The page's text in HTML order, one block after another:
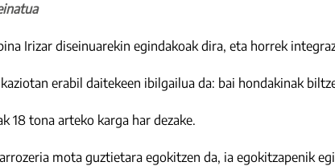
Irizar diseinuarekin egindakoak dira, eta horrek
erabil daitekeen ibilgailua da: bai hondakinak
18 tona arteko karga har dezake.
mota guztietara egokitzen da, ia egokitzapenik